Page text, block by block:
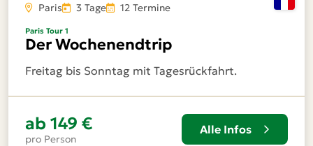
Paris 3 Tage 12 Termine
Paris Tour 1
Der Wochenendtrip
Freitag bis Sonntag mit Tagesrückfahrt.
ab 149 €
pro Person
Alle Infos